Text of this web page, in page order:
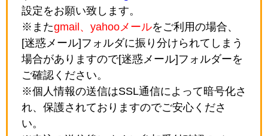
設定をお願い致します。
※またgmail、yahooメールをご利用の場合、
[迷惑メール]フォルダに振り分けられてしまう
場合がありますので[迷惑メール]フォルダーを
ご確認ください。
※個人情報の送信はSSL通信によって暗号化さ
れ、保護されておりますのでご安心くださ
い。